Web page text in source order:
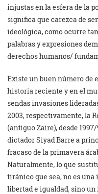
injustas en la esfera de la
significa que carezca de
ideológica, como ocurre
palabras y expresiones
derechos humanos/
Existe un buen número de
historia reciente y en el
sendas invasiones
2003, respectivamente, la
(antiguo Zaire), desde
dictador Siyad Barre a
fracaso de la primavera
Naturalmente, lo que
tiránico que sea, no es
libertad e igualdad, sino